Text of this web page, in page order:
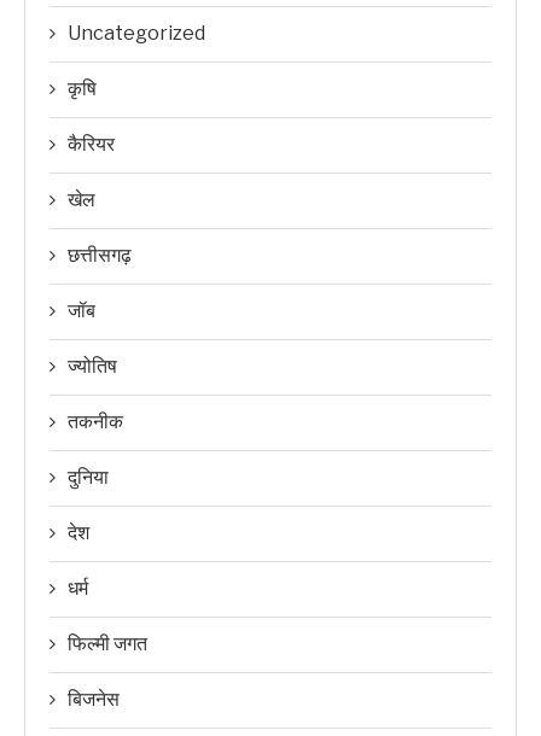
Uncategorized
कृषि
कैरियर
खेल
छत्तीसगढ़
जॉब
ज्योतिष
तकनीक
दुनिया
देश
धर्म
फिल्मी जगत
बिजनेस